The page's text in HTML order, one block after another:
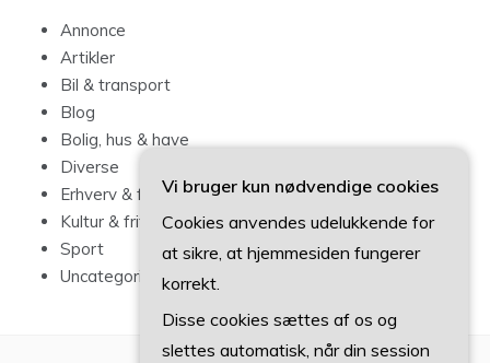
Annonce
Artikler
Bil & transport
Blog
Bolig, hus & have
Diverse
Erhverv & forbrug
Kultur & fritid
Sport
Uncategorized
Vi bruger kun nødvendige cookies
Cookies anvendes udelukkende for
at sikre, at hjemmesiden fungerer
korrekt.
Disse cookies sættes af os og
slettes automatisk, når din session